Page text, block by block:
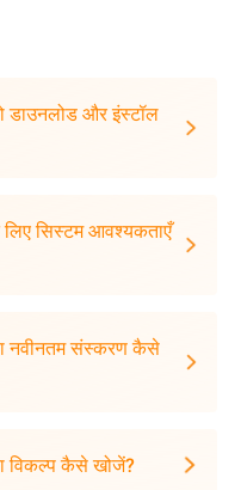
डाउनलोड और इंस्टॉल
सिस्टम आवश्यकताएँ
नवीनतम संस्करण कैसे
विकल्प कैसे खोजें?